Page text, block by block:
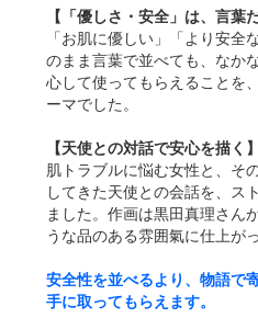
【「優しさ・安全」は、言葉
「お肌に優しい」「より安全
のまま言葉で並べても、なか
心して使ってもらえることを
ーマでした。
【天使との対話で安心を描く】
肌トラブルに悩む女性と、そ
してきた天使との会話を、ス
ました。作画は黒田真理さん
うな品のある雰囲氣に仕上が
安全性を並べるより、物語で
手に取ってもらえます。